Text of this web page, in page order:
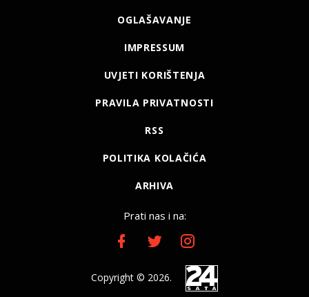
OGLAŠAVANJE
IMPRESSUM
UVJETI KORIŠTENJA
PRAVILA PRIVATNOSTI
RSS
POLITIKA KOLAČIĆA
ARHIVA
Prati nas i na:
Copyright © 2026.